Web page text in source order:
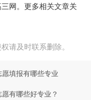
网。更多相关文章关
请及时联系删除。
填报有哪些专业
有哪些好专业？